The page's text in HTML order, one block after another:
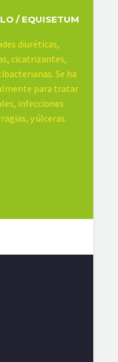
/ EQUISETUM
diuréticas,
cicatrizantes,
Se ha
para tratar
infecciones
y úlceras.